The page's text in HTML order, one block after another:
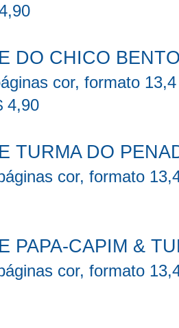
DO CHICO
cor, formato
4,90
TURMA DO
cor, formato
PAPA-CAPIM &
cor, formato